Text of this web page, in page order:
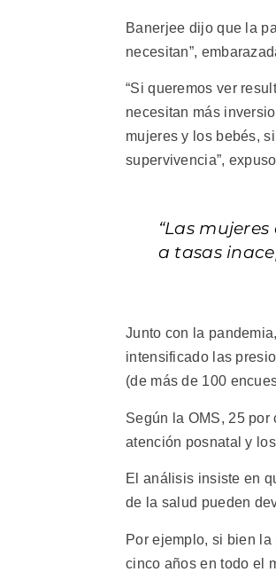
Banerjee dijo que la
necesitan”,
“Si queremos ver
necesitan más
mujeres y los bebés,
supervivencia”,
“Las
a tasas
Junto con la
intensificado las
(de más de 100
Según la OMS, 25
atención posnatal y
El análisis insiste en
de la salud pueden
Por ejemplo, si bien
cinco años en todo el